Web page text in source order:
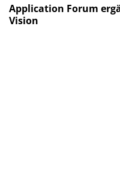
Application Forum
Vision